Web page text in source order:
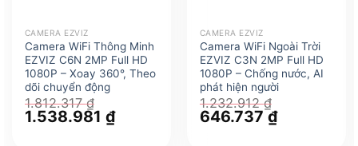
CAMERA EZVIZ
Camera WiFi Thông Minh
EZVIZ C6N 2MP Full HD
1080P – Xoay 360°, Theo
dõi chuyển động
1.812.317₫
Giá
gốc
1.538.981 ₫Giá
hiện
CAMERA EZVIZ
Camera WiFi Ngoài Trời
EZVIZ C3N 2MP Full HD
1080P – Chống nước, AI
phát hiện người
1.232.912₫
Giá
gốc
646.737₫Giá
hiện